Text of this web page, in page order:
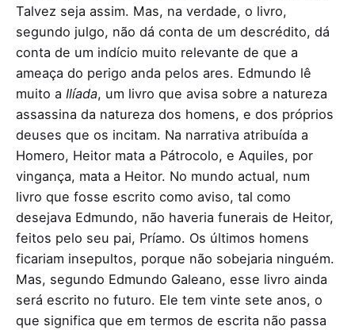
Talvez seja assim. Mas, na verdade, o livro,
segundo julgo, não dá conta de um descrédito, dá
conta de um indício muito relevante de que a
ameaça do perigo anda pelos ares. Edmundo lê
muito a Ilíada, um livro que avisa sobre a natureza
assassina da natureza dos homens, e dos próprios
deuses que os incitam. Na narrativa atribuída a
Homero, Heitor mata a Pátrocolo, e Aquiles, por
vingança, mata a Heitor. No mundo actual, num
livro que fosse escrito como aviso, tal como
desejava Edmundo, não haveria funerais de Heitor,
feitos pelo seu pai, Príamo. Os últimos homens
ficariam insepultos, porque não sobejaria ninguém.
Mas, segundo Edmundo Galeano, esse livro ainda
será escrito no futuro. Ele tem vinte sete anos, o
que significa que em termos de escrita não passa